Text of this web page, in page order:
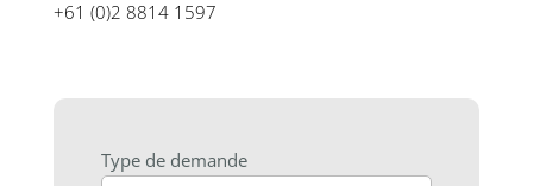
+61 (0)2 8814 1597
Type de demande